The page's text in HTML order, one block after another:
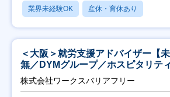
業界未経験OK 産休・育休あり
＜大阪＞就労支援アドバイザー【
無／DYMグループ／ホスピタリテ
日祝】
株式会社ワークスバリアフリー